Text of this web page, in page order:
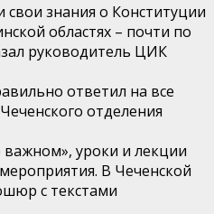
знания о Конституции
областях – почти по
руководитель ЦИК
ответил на все
отделения
важном», уроки и лекции
В Чеченской
с текстами